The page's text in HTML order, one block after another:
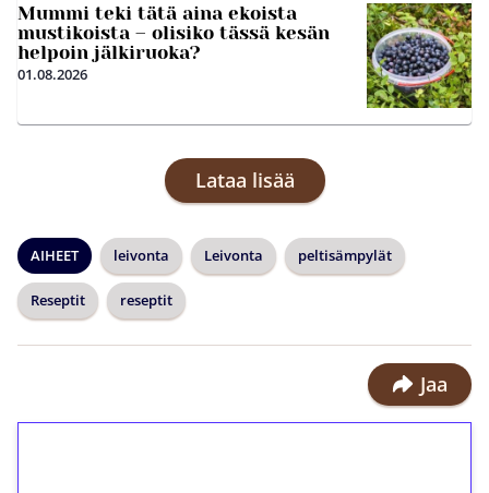
Mummi teki tätä aina ekoista
mustikoista – olisiko tässä kesän
helpoin jälkiruoka?
01.08.2026
Lataa lisää
AIHEET leivonta Leivonta peltisämpylät
Reseptit reseptit
Jaa